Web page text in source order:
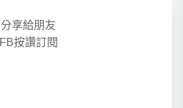
分享給朋友
FB按讚訂閱